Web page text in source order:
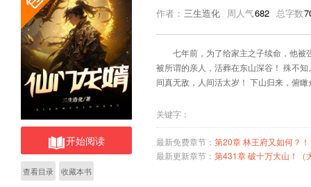
开始阅读
查看目录 收藏本书
作者： 三生造化 周人气682 总字数
七年前，为了给家主之子续命，他
被所谓的亲人，活葬在东山深谷！ 殊不
间真无敌，人间活太岁！ 下山归来，俯
关键字：
最新免费章节： 第20章 林王府又如何？！
最新更新章节： 第431章 破十万大山！（